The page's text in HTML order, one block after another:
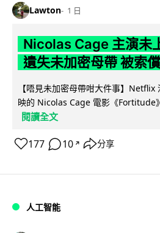
Lawton 1 日
Nicolas Cage 主演未
遺失未加密母帶 被索
【唔見未加密母帶咁大件事】
映的 Nicolas Cage 電影《Fortitude
閱讀全文
177 10 ↗ 分享
人工智能